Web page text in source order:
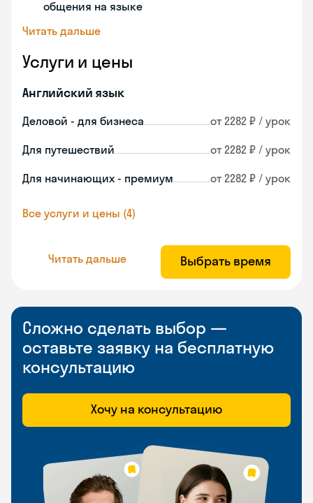
общения на языке
Читать дальше
Услуги и цены
Английский язык
Деловой - для бизнеса от 2282 ₽ / урок
Для путешествий от 2282 ₽ / урок
Для начинающих - премиум от 2282 ₽ / урок
Все услуги и цены (4)
Читать дальше Выбрать время
Сложно сделать выбор —
оставьте заявку на бесплатную
консультацию
Хочу на консультацию